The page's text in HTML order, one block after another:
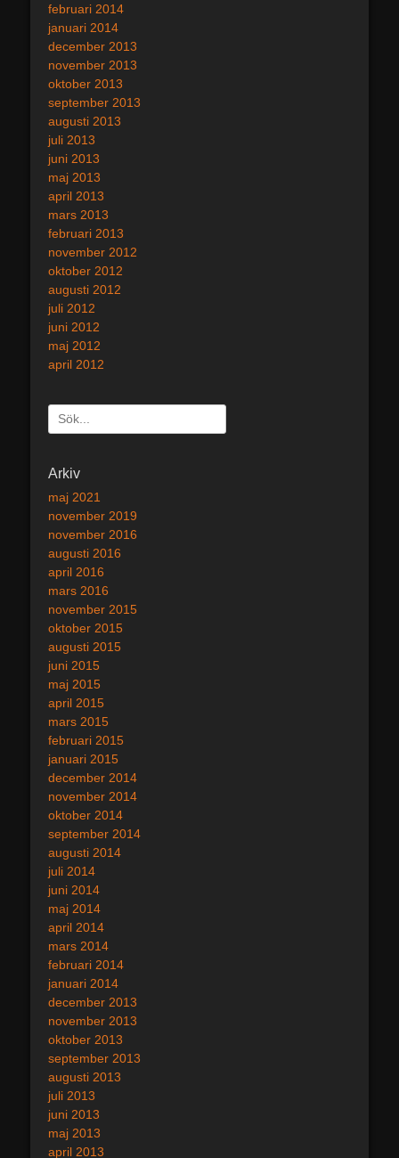
februari 2014
januari 2014
december 2013
november 2013
oktober 2013
september 2013
augusti 2013
juli 2013
juni 2013
maj 2013
april 2013
mars 2013
februari 2013
november 2012
oktober 2012
augusti 2012
juli 2012
juni 2012
maj 2012
april 2012
Sök
efter:
Arkiv
maj 2021
november 2019
november 2016
augusti 2016
april 2016
mars 2016
november 2015
oktober 2015
augusti 2015
juni 2015
maj 2015
april 2015
mars 2015
februari 2015
januari 2015
december 2014
november 2014
oktober 2014
september 2014
augusti 2014
juli 2014
juni 2014
maj 2014
april 2014
mars 2014
februari 2014
januari 2014
december 2013
november 2013
oktober 2013
september 2013
augusti 2013
juli 2013
juni 2013
maj 2013
april 2013